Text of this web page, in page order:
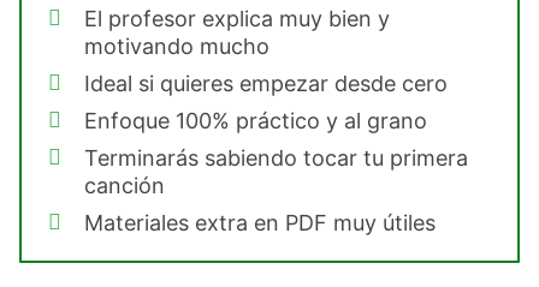
El profesor explica muy bien y
motivando mucho
Ideal si quieres empezar desde cero
Enfoque 100% práctico y al grano
Terminarás sabiendo tocar tu primera
canción
Materiales extra en PDF muy útiles